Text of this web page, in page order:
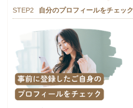
STEP2 自分のプロフィールをチェック